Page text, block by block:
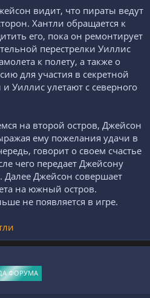
видит, что пираты ведут
Хантли обращается к
его, пока он ремонтирует
перестрелки Уиллис
к полету, а также о
для участия в секретной
Уиллис улетают с северного
на второй остров, Джейсон
ему пожелания удачи в
говорит о своем счастье
чего передает Джейсону
Джейсон совершает
на южный остров.
не появляется в игре.
ФОРУМА